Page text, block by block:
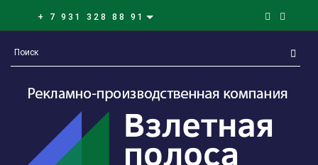
+ 7 931 328 88 91